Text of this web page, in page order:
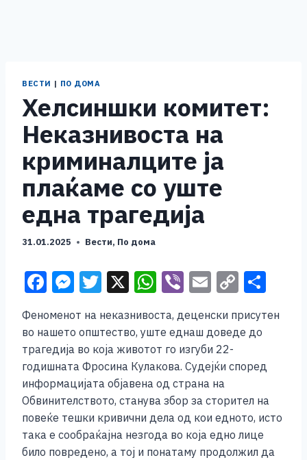
ВЕСТИ | ПО ДОМА
Хелсиншки комитет:
Неказнивоста на
криминалците ја
плаќаме со уште
една трагедија
31.01.2025 Вести, По дома
F
c
e
b
o
o
k
M
ss
e
n
g
er
T
tt
er
X W
at
s
A
p
p
Vi
er
E
ai
l
C
p
y
Li
n
k
ar
Феноменот на неказнивоста, деценски присутен
во нашето општество, уште еднаш доведе до
трагедија во која животот го изгуби 22-
годишната Фросина Кулакова. Судејќи според
информацијата објавена од страна на
Обвинителството, станува збор за сторител на
повеќе тешки кривични дела од кои едното, исто
така е сообраќајна незгода во која едно лице
било повредено, а тој и понатаму продолжил да